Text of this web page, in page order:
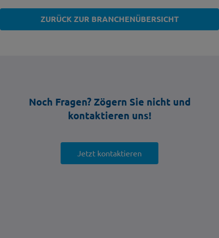
ZURÜCK ZUR BRANCHENÜBERSICHT
Noch Fragen? Zögern Sie nicht und
kontaktieren uns!
Jetzt kontaktieren